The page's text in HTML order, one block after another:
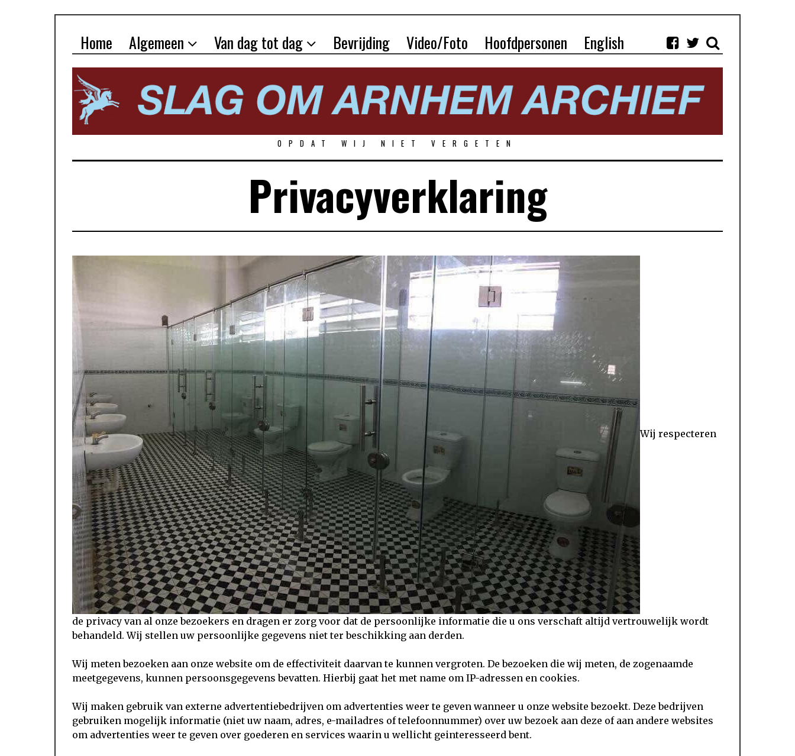
Home Algemeen Van dag tot dag Bevrijding Video/Foto Hoofdpersonen English
OPDAT WIJ NIET VERGETEN
Privacyverklaring
Wij respecteren
de privacy van al onze bezoekers en dragen er zorg voor dat de persoonlijke informatie die u ons verschaft altijd vertrouwelijk wordt
behandeld. Wij stellen uw persoonlijke gegevens niet ter beschikking aan derden.
Wij meten bezoeken aan onze website om de effectiviteit daarvan te kunnen vergroten. De bezoeken die wij meten, de zogenaamde
meetgegevens, kunnen persoonsgegevens bevatten. Hierbij gaat het met name om IP-adressen en cookies.
Wij maken gebruik van externe advertentiebedrijven om advertenties weer te geven wanneer u onze website bezoekt. Deze bedrijven
gebruiken mogelijk informatie (niet uw naam, adres, e-mailadres of telefoonnummer) over uw bezoek aan deze of aan andere websites
om advertenties weer te geven over goederen en services waarin u wellicht geinteresseerd bent.